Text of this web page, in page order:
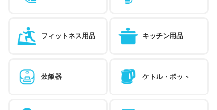
フィットネス用品 キッチン用品
炊飯器 ケトル・ポット